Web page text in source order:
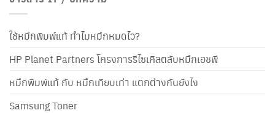
ใช้หมึกพิมพ์แท้ ทำไมหมึกหมดไว?
HP Planet Partners โครงการรีไซเคิลตลับหมึกเอชพี
หมึกพิมพ์แท้ กับ หมึกเทียบเท่า แตกต่างกันยังไง
Samsung Toner